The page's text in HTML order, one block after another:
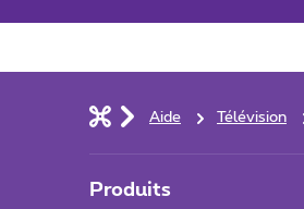
Aide Télévision
Produits